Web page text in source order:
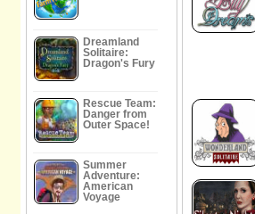
Dreamland
Solitaire:
Dragon's Fury
Rescue Team:
Danger from
Outer Space!
Summer
Adventure:
American
Voyage